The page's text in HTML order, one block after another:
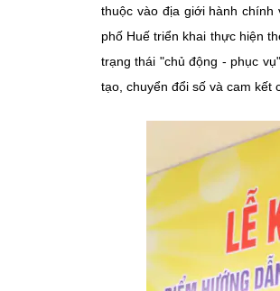
thuộc vào địa giới hành
phố Huế triển khai thực hiện
trạng thái "chủ động - phục
tạo, chuyển đổi số và cam kết